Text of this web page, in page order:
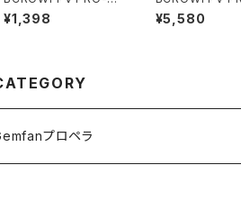
Arm 1pces
¥1,398
Arm 4pces
¥5,580
プロペラ